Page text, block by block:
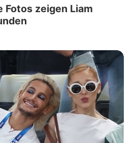
zeigen Liam